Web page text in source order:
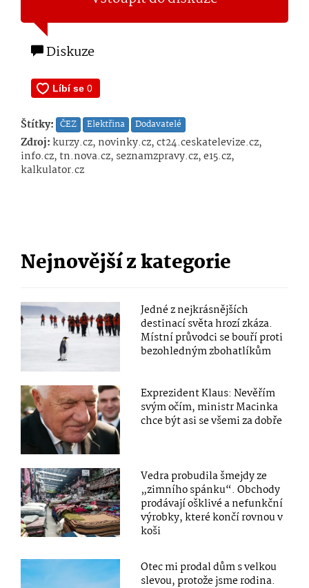
Diskuze
Štítky: ČEZ Elektřina Dodavatelé
Zdroj:kurzy.cz, novinky.cz, ct24.ceskatelevize.cz,
info.cz, tn.nova.cz, seznamzpravy.cz, e15.cz,
kalkulator.cz
Nejnovější z kategorie
Jedné z nejkrásnějších
destinací světa hrozí zkáza.
Místní průvodci se bouří proti
bezohledným zbohatlíkům
Exprezident Klaus: Nevěřím
svým očím, ministr Macinka
chce být asi se všemi za dobře
Vedra probudila šmejdy ze
„zimního spánku“. Obchody
prodávají ošklivé a nefunkční
výrobky, které končí rovnou v
koši
Otec mi prodal dům s velkou
slevou, protože jsme rodina.